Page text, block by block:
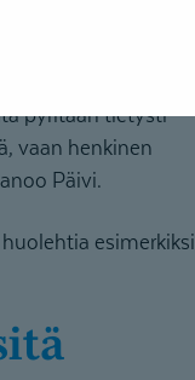
ja kipu tulevat
pyritään tietysti
vaan henkinen
Päivi.
esimerkiksi